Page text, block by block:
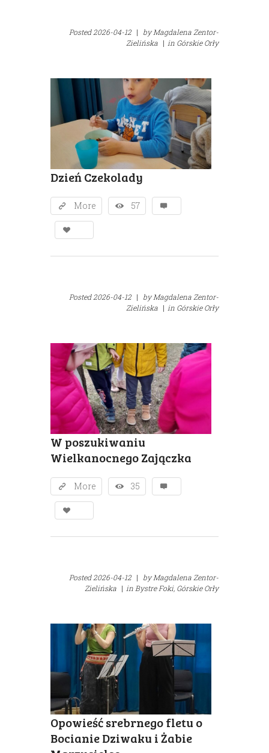
Posted2026-04-12 | byMagdalena Zentor-
Zielińska | in Górskie Orły
Dzień Czekolady
More 57
Posted2026-04-12 | byMagdalena Zentor-
Zielińska | in Górskie Orły
W poszukiwaniu
Wielkanocnego Zajączka
More 35
Posted2026-04-12 | byMagdalena Zentor-
Zielińska | in Bystre Foki, Górskie Orły
Opowieść srebrnego fletu o
Bocianie Dziwaku i Żabie